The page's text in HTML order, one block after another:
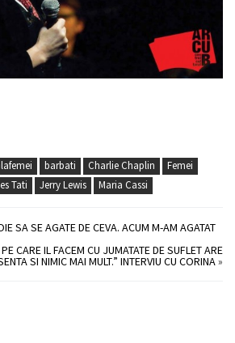
barbati Charlie Chaplin
Femei
Tati Jerry Lewis Maria Cassi
SA SE AGATE DE CEVA. ACUM M-AM AGATAT
CARE IL FACEM CU JUMATATE DE SUFLET ARE
SI NIMIC MAI MULT.” INTERVIU CU CORINA»